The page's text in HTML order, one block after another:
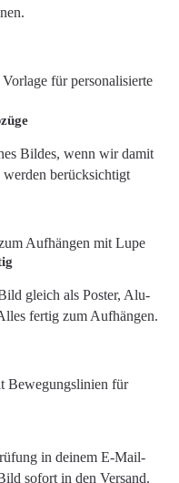
Bildes, wenn wir damit
berücksichtigt
gleich als Poster, Alu-
fertig zum Aufhängen.
in deinem E-Mail-
sofort in den Versand.